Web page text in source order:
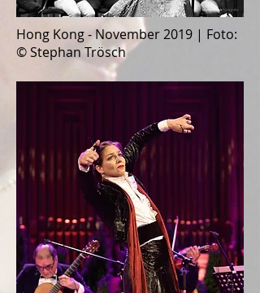
Hong Kong - November 2019 | Foto:
© Stephan Trösch